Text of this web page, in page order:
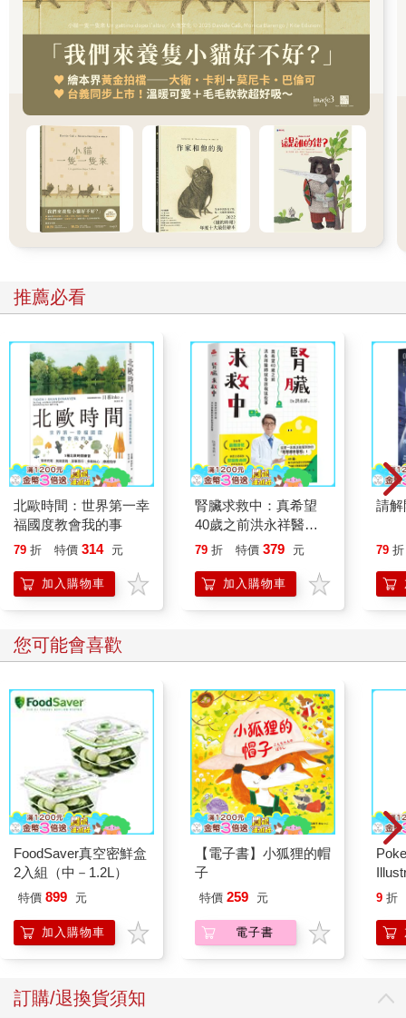
推薦必看
北歐時間：世界第一幸
福國度教會我的事
79 折 特價 314 元
加入購物車
腎臟求救中：真希望
40歲之前洪永祥醫師
就告訴我這些事
79 折 特價 379 元
加入購物車
請解
79 折
您可能會喜歡
FoodSaver真空密鮮盒
2入組（中－1.2L）
特價 899 元
加入購物車
【電子書】小狐狸的帽
子
特價 259 元
電子書
9 折
訂購/退換貨須知